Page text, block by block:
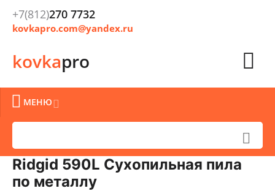
kovkapro
+7(812)270 7732
kovkapro.com@yandex.ru

 МЕНЮ

Ridgid 590L Сухопильная пила
по металлу